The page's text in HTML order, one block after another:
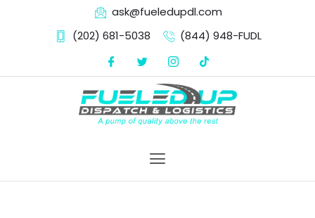
ask@fueledupdl.com
(202) 681-5038‬
(844) 948-FUDL